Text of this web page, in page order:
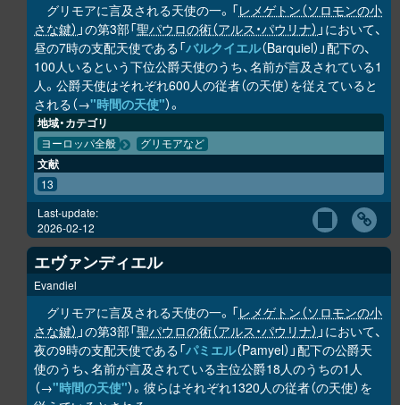
グリモアに言及される天使の一。「レメゲトン（ソロモンの小
さな鍵） 」の第3部「聖パウロの術（アルス・パウリナ） 」において、
昼の7時の支配天使である「バルクイエル（Barquiel）」配下の、
100人いるという下位公爵天使のうち、名前が言及されている1
人。公爵天使はそれぞれ600人の従者（の天使）を従えていると
される（→"時間の天使"）。
地域・カテゴリ
ヨーロッパ全般 グリモアなど
文献
13
Last-update:
2026-02-12
エヴァンディエル
Evandiel
グリモアに言及される天使の一。「レメゲトン（ソロモンの小
さな鍵） 」の第3部「聖パウロの術（アルス・パウリナ） 」において、
夜の9時の支配天使である「パミエル（Pamyel）」配下の公爵天
使のうち、名前が言及されている主位公爵18人のうちの1人
（→"時間の天使"）。彼らはそれぞれ1320人の従者（の天使）を